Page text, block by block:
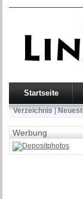
Startseite
Verzeichnis|
Werbung